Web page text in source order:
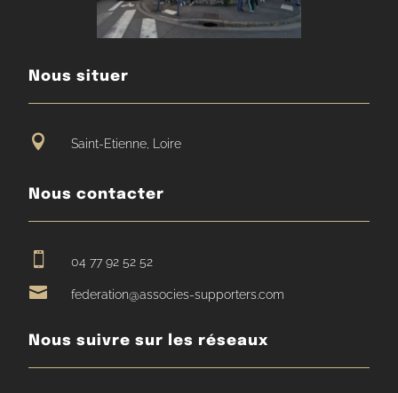
Nous situer
 Saint-Etienne, Loire
Nous contacter
 04 77 92 52 52
 federation@associes-supporters.com
Nous suivre sur les réseaux